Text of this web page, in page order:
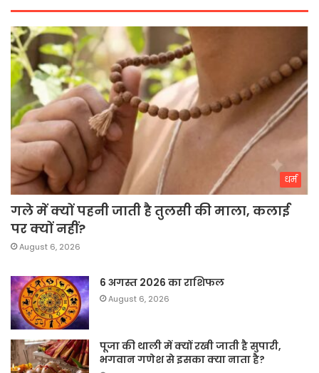
धर्म
गले में क्यों पहनी जाती है तुलसी की माला, कलाई
पर क्यों नहीं?
August 6, 2026
6 अगस्त 2026 का राशिफल
August 6, 2026
पूजा की थाली में क्यों रखी जाती है सुपारी,
भगवान गणेश से इसका क्या नाता है?